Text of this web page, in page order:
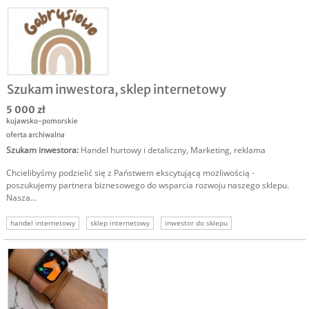
Szukam inwestora, sklep internetowy
5 000 zł
kujawsko-pomorskie
oferta archiwalna
Szukam inwestora: Handel hurtowy i detaliczny, Marketing, reklama
Chcielibyśmy podzielić się z Państwem ekscytującą możliwością -
poszukujemy partnera biznesowego do wsparcia rozwoju naszego sklepu.
Nasza...
handel internetowy sklep internetowy
inwestor do sklepu
inwestycja w sklep